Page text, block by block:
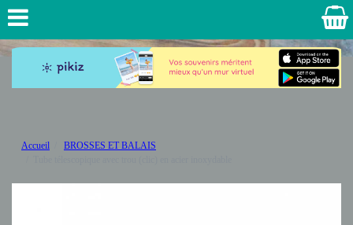
Accueil
BROSSES ET BALAIS